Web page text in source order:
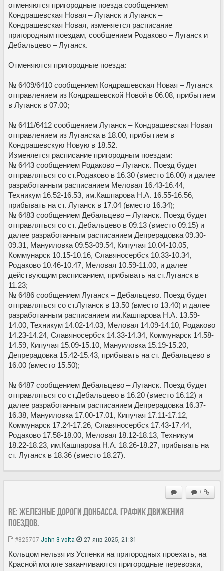
отменяются пригородные поезда сообщением
Кондрашевская Новая – Луганск и Луганск –
Кондрашевская Новая, изменяется расписание
пригородным поездам, сообщением Родаково – Луганск и
Дебальцево – Луганск.
Отменяются пригородные поезда:
№ 6409/6410 сообщением Кондрашевская Новая – Луганск
отправлением из Кондрашевской Новой в 06.08, прибытием
в Луганск в 07.00;
№ 6411/6412 сообщением Луганск – Кондрашевская Новая
отправлением из Луганска в 18.00, прибытием в
Кондрашевскую Новую в 18.52.
Изменяется расписание пригородным поездам:
№ 6443 сообщением Родаково – Луганск. Поезд будет
отправляться со ст.Родаково в 16.30 (вместо 16.00) и далее
разработанным расписанием Меловая 16.43-16.44,
Техникум 16.52-16.53, им.Кашпарова Н.А. 16.55-16.56,
прибывать на ст. Луганск в 17.04 (вместо 16.34);
№ 6483 сообщением Дебальцево – Луганск. Поезд будет
отправляться со ст. Дебальцево в 09.13 (вместо 09.15) и
далее разработанным расписанием Депрерадовка 09.30-
09.31, Мануиловка 09.53-09.54, Кипучая 10.04-10.05,
Коммунарск 10.15-10.16, Славяносербск 10.33-10.34,
Родаково 10.46-10.47, Меловая 10.59-11.00, и далее
действующим расписанием, прибывать на ст.Луганск в
11.23;
№ 6486 сообщением Луганск – Дебальцево. Поезд будет
отправляться со ст.Луганск в 13.50 (вместо 13.40) и далее
разработанным расписанием им.Кашпарова Н.А. 13.59-
14.00, Техникум 14.02-14.03, Меловая 14.09-14.10, Родаково
14.23-14.24, Славяносербск 14.33-14.34, Коммунарск 14.58-
14.59, Кипучая 15.09-15.10, Мануиловка 15.19-15.20,
Депрерадовка 15.42-15.43, прибывать на ст. Дебальцево в
16.00 (вместо 15.50);
№ 6487 сообщением Дебальцево – Луганск. Поезд будет
отправляться со ст.Дебальцево в 16.20 (вместо 16.12) и
далее разработанным расписанием Депрерадовка 16.37-
16.38, Мануиловка 17.00-17.01, Кипучая 17.11-17.12,
Коммунарск 17.24-17.26, Славяносербск 17.43-17.44,
Родаково 17.58-18.00, Меловая 18.12-18.13, Техникум
18.22-18.23, им.Кашпарова Н.А. 18.26-18.27, прибывать на
ст. Луганск в 18.36 (вместо 18.27).
+
Re: Железные дороги Донбасса. График движения
поездов.
#825707 John 3 volta 27 янв 2025, 21:31
Кольцом нельзя из Успенки на пригородных проехать, на
Красной могиле заканчиваются пригородные перевозки,